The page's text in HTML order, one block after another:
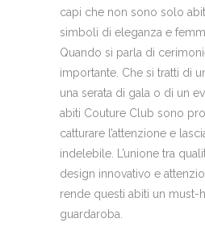
capi che non sono solo
simboli di eleganza e
Quando si parla di
importante. Che si tratti di
una serata di gala o di un
abiti Couture Club sono
catturare l’attenzione e
indelebile. L’unione tra
design innovativo e
rende questi abiti un must-
guardaroba.